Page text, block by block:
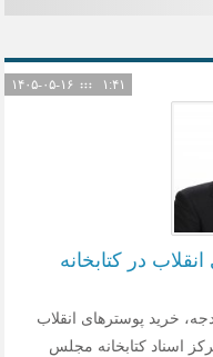
۱:۴۱
در کتابخانه
خرید پوسترهای انقلاب
اسناد کتابخانه مجلس